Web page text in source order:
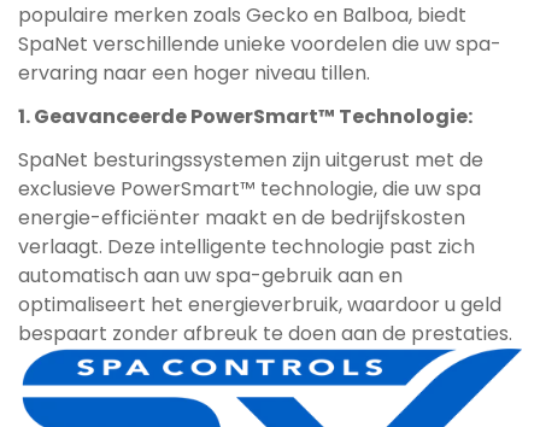
populaire merken zoals Gecko en Balboa, biedt
SpaNet verschillende unieke voordelen die uw spa-
ervaring naar een hoger niveau tillen.
1. Geavanceerde PowerSmart™ Technologie:
SpaNet besturingssystemen zijn uitgerust met de
exclusieve PowerSmart™ technologie, die uw spa
energie-efficiënter maakt en de bedrijfskosten
verlaagt. Deze intelligente technologie past zich
automatisch aan uw spa-gebruik aan en
optimaliseert het energieverbruik, waardoor u geld
bespaart zonder afbreuk te doen aan de prestaties.